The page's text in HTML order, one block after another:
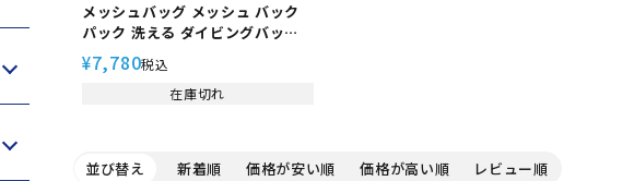
メッシュバッグ メッシュ バック
パック 洗える ダイビングバッグ
スキューバダイビング シュノーケ
リング マリンスポーツ ウェット
スーツ ダイビング器材 重器材 マ
¥7,780税込
在庫切れ
並び替え 新着順 価格が安い順 価格が高い順 レビュー順